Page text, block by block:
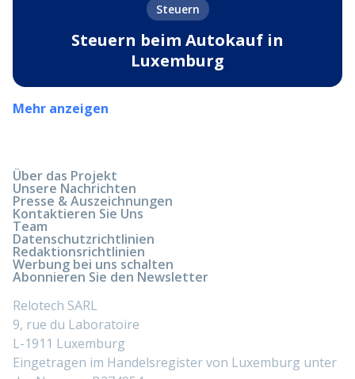
Steuern
Steuern beim Autokauf in
Luxemburg
Mehr anzeigen
Über das Projekt
Unsere Nachrichten
Presse & Auszeichnungen
Kontaktieren Sie Uns
Team
Datenschutzrichtlinien
Redaktionsrichtlinien
Werbung bei uns schalten
Abonnieren Sie den Newsletter
Relotech SARL
9, rue du Laboratoire
L-1911 Luxemburg
Eingetragen im Handelsregister von Luxemburg unter